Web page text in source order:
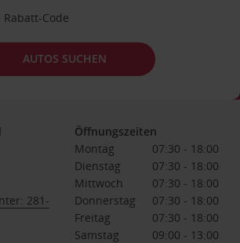
Code
AUTOS SUCHEN
281-
Öffnungszeiten
Montag
07:30 - 18:00
Dienstag
07:30 - 18:00
Mittwoch
07:30 - 18:00
Donnerstag
07:30 - 18:00
Freitag
07:30 - 18:00
Samstag
09:00 - 13:00